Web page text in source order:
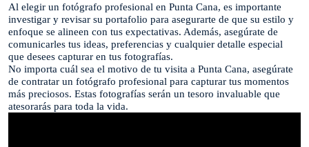
Al elegir un fotógrafo profesional en Punta Cana, es importante
investigar y revisar su portafolio para asegurarte de que su estilo y
enfoque se alineen con tus expectativas. Además, asegúrate de
comunicarles tus ideas, preferencias y cualquier detalle especial
que desees capturar en tus fotografías.
No importa cuál sea el motivo de tu visita a Punta Cana, asegúrate
de contratar un fotógrafo profesional para capturar tus momentos
más preciosos. Estas fotografías serán un tesoro invaluable que
atesorarás para toda la vida.